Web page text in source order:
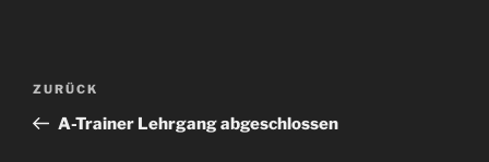
Beitragsnavigation
Vorheriger
Beitrag
ZURÜCK
A-Trainer Lehrgang abgeschlossen